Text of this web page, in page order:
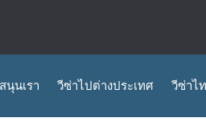
นุนเรา วีซ่าไปต่างประเทศ วีซ่าไ